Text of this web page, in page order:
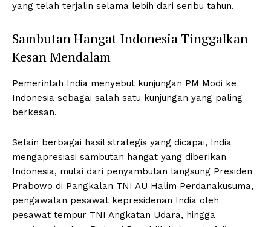
yang telah terjalin selama lebih dari seribu tahun.
Sambutan Hangat Indonesia Tinggalkan
Kesan Mendalam
Pemerintah India menyebut kunjungan PM Modi ke
Indonesia sebagai salah satu kunjungan yang paling
berkesan.
Selain berbagai hasil strategis yang dicapai, India
mengapresiasi sambutan hangat yang diberikan
Indonesia, mulai dari penyambutan langsung Presiden
Prabowo di Pangkalan TNI AU Halim Perdanakusuma,
pengawalan pesawat kepresidenan India oleh
pesawat tempur TNI Angkatan Udara, hingga